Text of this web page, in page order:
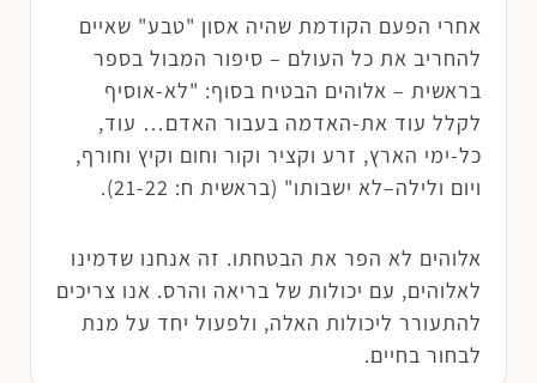
אחרי הפעם הקודמת שהיה אסון "טבע" שאיים
להחריב את כל העולם – סיפור המבול בספר
בראשית – אלוהים הבטיח בסוף: "לא-אוסיף
לקלל עוד את-האדמה בעבור האדם… עוד,
כל-ימי הארץ, זרע וקציר וקור וחום וקיץ וחורף,
ויום ולילה–לא ישבותו" (בראשית ח: 21-22).
אלוהים לא הפר את הבטחתו. זה אנחנו שדמינו
לאלוהים, עם יכולות של בריאה והרס. אנו צריכים
להתעורר ליכולות האלה, ולפעול יחד על מנת
לבחור בחיים.